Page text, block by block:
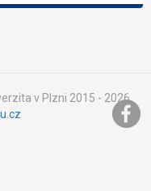
v Plzni 2015 - 2026,